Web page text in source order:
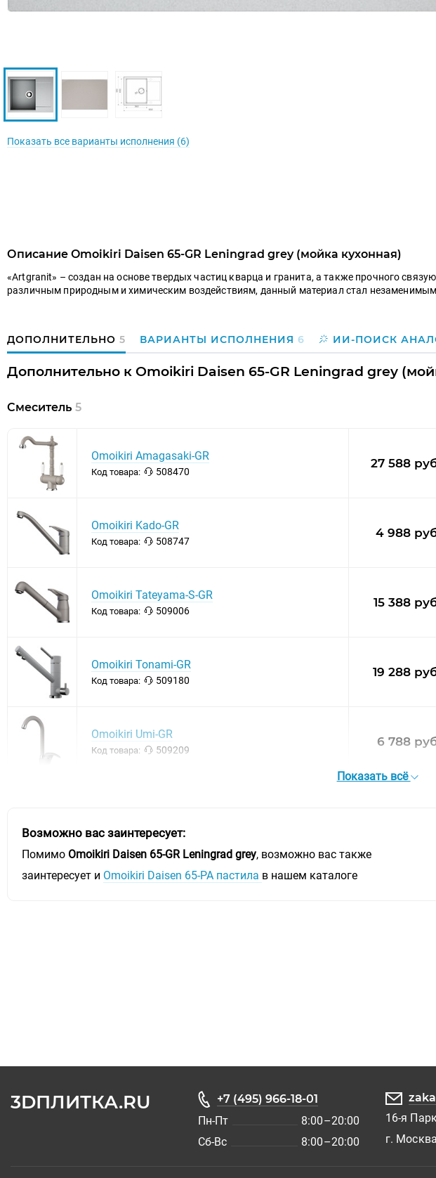
Показать все варианты исполнения (6)
Описание Omoikiri Daisen 65-GR Leningrad grey (мойка кухонная)
«Artgranit» – создан на основе твердых частиц кварца и гранита, а также прочного
различным природным и химическим воздействиям, данный материал стал
ДОПОЛНИТЕЛЬНО 5 ВАРИАНТЫ ИСПОЛНЕНИЯ 6 ИИ-ПОИСК
Дополнительно к Omoikiri Daisen 65-GR Leningrad grey
Смеситель 5
Omoikiri Amagasaki-GR
Код товара: 508470
27 588
Omoikiri Kado-GR
Код товара: 508747
4 988
Omoikiri Tateyama-S-GR
Код товара: 509006
15 388
Omoikiri Tonami-GR
Код товара: 509180
19 288
Omoikiri Umi-GR
Код товара: 509209
6 788
Показать всё
Возможно вас заинтересует:
Помимо Omoikiri Daisen 65-GR Leningrad grey, возможно вас также
заинтересует и Omoikiri Daisen 65-PA пастила в нашем каталоге
3DПЛИТКА.RU
+7 (495) 966-18-01
Пн-Пт
8:00–20:00
Сб-Вс
8:00–20:00
16-я
г.